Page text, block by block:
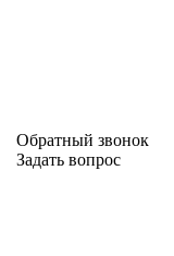
Обратный звонок
Задать вопрос